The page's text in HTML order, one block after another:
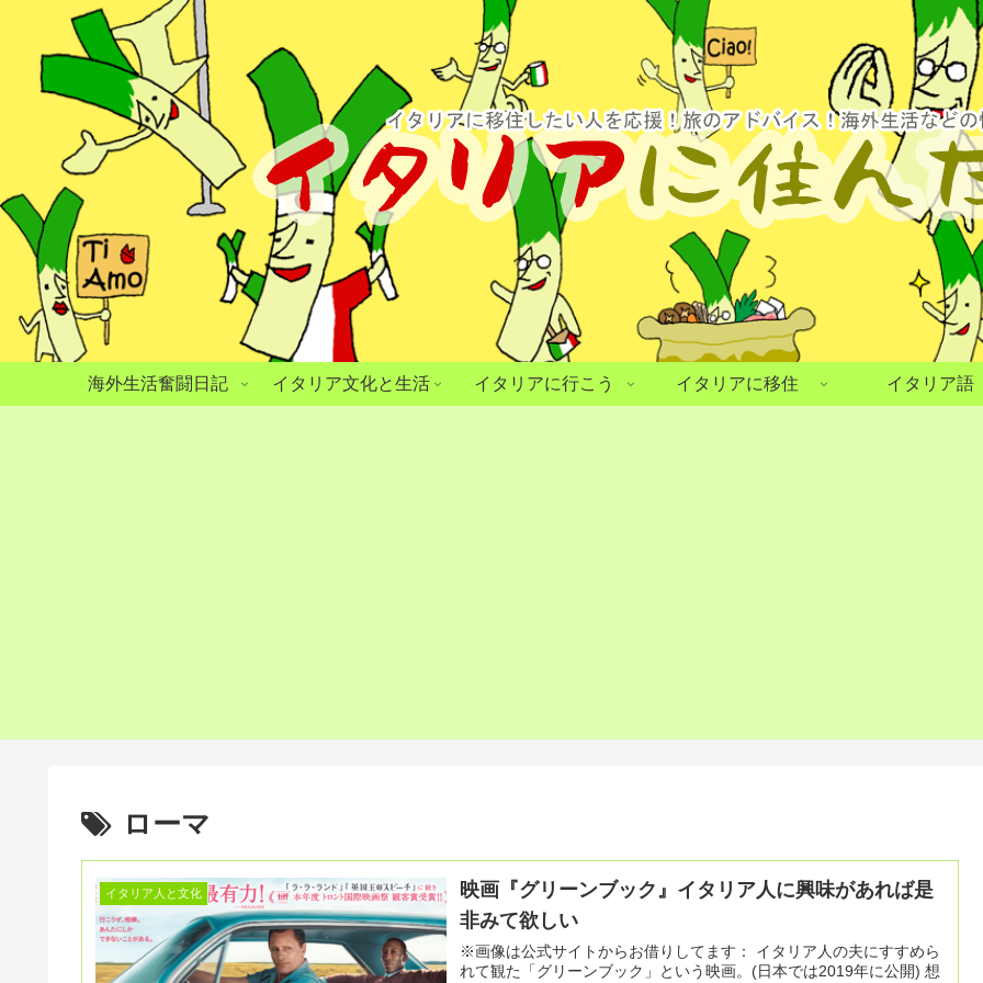
海外生活奮闘日記 イタリア文化と生活 イタリアに行こう イタリアに移住 イタリア語
ローマ
イタリア人と文化
映画『グリーンブック』イタリア人に興味があれば是
非みて欲しい
※画像は公式サイトからお借りしてます： イタリア人の夫にすすめら
れて観た「グリーンブック」という映画。(日本では2019年に公開) 想